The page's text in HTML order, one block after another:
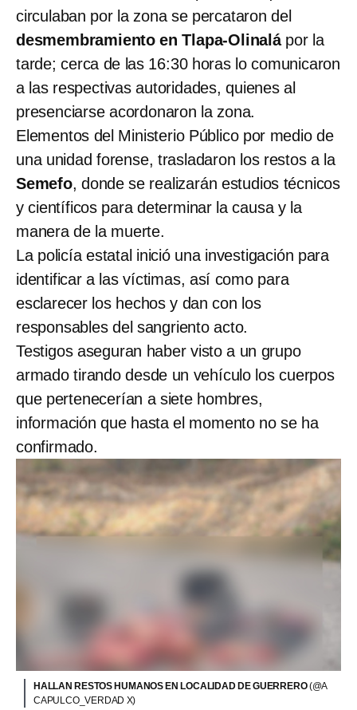
circulaban por la zona se percataron del
desmembramiento en Tlapa-Olinalápor la
tarde; cerca de las 16:30 horas lo comunicaron
a las respectivas autoridades, quienes al
presenciarse acordonaron la zona.
Elementos del Ministerio Público por medio de
una unidad forense, trasladaron los restos a la
Semefo, donde se realizarán estudios técnicos
y científicos para determinar la causa y la
manera de la muerte.
La policía estatal inició una investigación para
identificar a las víctimas, así como para
esclarecer los hechos y dan con los
responsables del sangriento acto.
Testigos aseguran haber visto a un grupo
armado tirando desde un vehículo los cuerpos
que pertenecerían a siete hombres,
información que hasta el momento no se ha
confirmado.
HALLAN RESTOS HUMANOS EN LOCALIDAD DE GUERRERO(@A
CAPULCO_VERDAD X)